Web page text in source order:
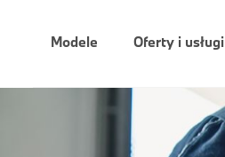
Modele Oferty i usługi